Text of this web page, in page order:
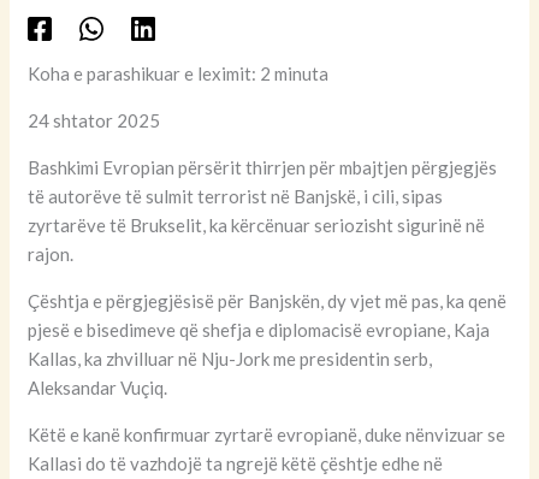
Koha e parashikuar e leximit: 2 minuta
24 shtator 2025
Bashkimi Evropian përsërit thirrjen për mbajtjen përgjegjës
të autorëve të sulmit terrorist në Banjskë, i cili, sipas
zyrtarëve të Brukselit, ka kërcënuar seriozisht sigurinë në
rajon.
Çështja e përgjegjësisë për Banjskën, dy vjet më pas, ka qenë
pjesë e bisedimeve që shefja e diplomacisë evropiane, Kaja
Kallas, ka zhvilluar në Nju-Jork me presidentin serb,
Aleksandar Vuçiq.
Këtë e kanë konfirmuar zyrtarë evropianë, duke nënvizuar se
Kallasi do të vazhdojë ta ngrejë këtë çështje edhe në